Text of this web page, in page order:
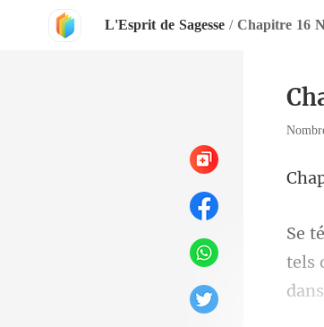
L'Esprit de Sagesse / Chapitre 16
tels